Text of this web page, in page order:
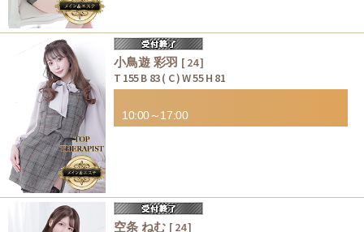
小鳥遊 彩羽 [ 24 ]
T 155 B 83 ( C ) W 55 H 81
10:00～17:00
空条 ねむ [ 24 ]